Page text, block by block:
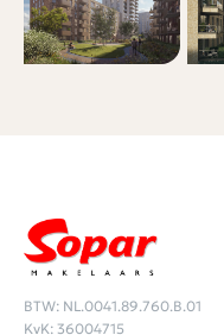
BTW: NL.0041.89.760.B.01
KvK: 36004715